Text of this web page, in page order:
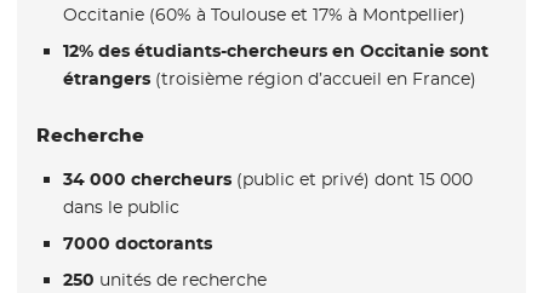
Occitanie (60% à Toulouse et 17% à Montpellier)
12% des étudiants-chercheurs en Occitanie sont
étrangers(troisième région d’accueil en France)
Recherche
34 000 chercheurs(public et privé) dont 15 000
dans le public
7000 doctorants
250 unités de recherche